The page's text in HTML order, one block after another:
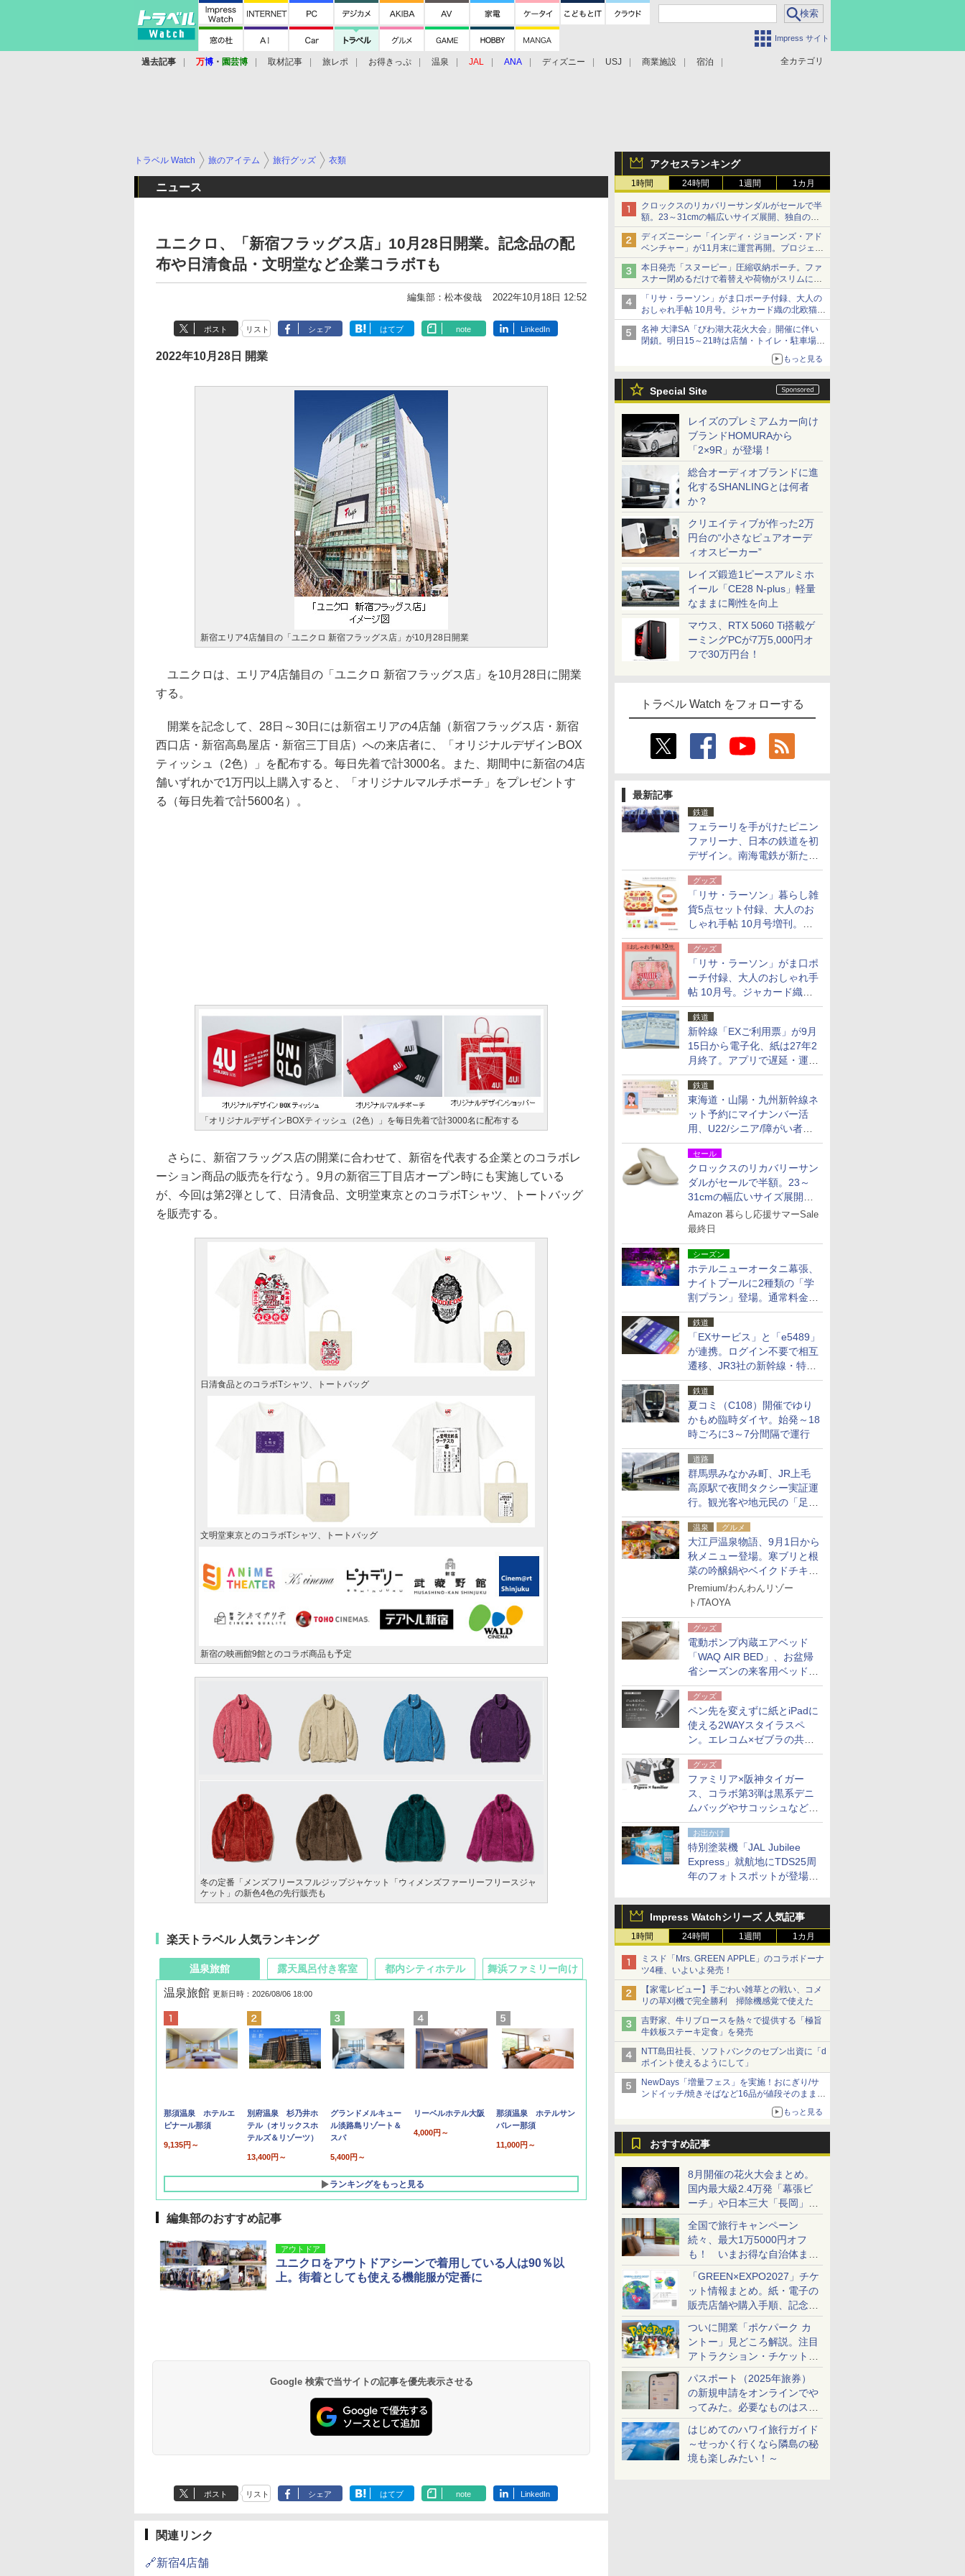
Impress サイト
全カテゴリ
過去記事 万博 ・ 園芸博 取材記事 旅レポ お得きっぷ 温泉 JAL ANA ディズニー USJ 商業施設 宿泊
アクセスランキング
1時間 24時間 1週間 1カ月
クロックスのリカバリーサンダルがセールで半
額。23～31cmの幅広いサイズ展開、独自のク
ッション素材を採用
ディズニーシー「インディ・ジョーンズ・アド
ベンチャー」が11月末に運営再開。プロジェク
ションマッピングを追加、DPAは1500円
本日発売「スヌーピー」圧縮収納ポーチ。ファ
スナー閉めるだけで着替えや荷物がスリムにま
とまる
「リサ・ラーソン」がま口ポーチ付録、大人の
おしゃれ手帖 10月号。ジャカード織の北欧猫デ
ザイン
名神 大津SA「びわ湖大花火大会」開催に伴い
閉鎖。明日15～21時は店舗・トイレ・駐車場の
もっと見る
Special Site
レイズのプレミアムカー向け
ブランドHOMURAから
「2×9R」が登場！
総合オーディオブランドに進
化するSHANLINGとは何者
か？
クリエイティブが作った2万
円台の“小さなピュアオーデ
ィオスピーカー”
レイズ鍛造1ピースアルミホ
イール「CE28 N-plus」軽量
なままに剛性を向上
マウス、RTX 5060 Ti搭載ゲ
ーミングPCが7万5,000円オ
フで30万円台！
トラベル Watch をフォローする
最新記事
鉄道
フェラーリを手がけたピニン
ファリーナ、日本の鉄道を初
デザイン。南海電鉄が新たな
「空港特急」をなにわ筋線へ
導入
グッズ
「リサ・ラーソン」暮らし雑
貨5点セット付録、大人のお
しゃれ手帖 10月号増刊。
USBケーブルや缶ケースなど
グッズ
「リサ・ラーソン」がま口ポ
ーチ付録、大人のおしゃれ手
帖 10月号。ジャカード織の
北欧猫デザイン
鉄道
新幹線「EXご利用票」が9月
15日から電子化、紙は27年2
月終了。アプリで遅延・運休
も確認可能に
鉄道
東海道・山陽・九州新幹線ネ
ット予約にマイナンバー活
用、U22/シニア/障がい者割
を9月15日から発売
セール
クロックスのリカバリーサン
ダルがセールで半額。23～
31cmの幅広いサイズ展開、
独自のクッション素材を採用
Amazon 暮らし応援サマーSale
最終日
シーズン
ホテルニューオータニ幕張、
ナイトプールに2種類の「学
割プラン」登場。通常料金の
およそ半額でお得に夜活
鉄道
「EXサービス」と「e5489」
が連携。ログイン不要で相互
遷移、JR3社の新幹線・特急
予約をアプリで一括確認
鉄道
夏コミ（C108）開催でゆり
かもめ臨時ダイヤ。始発～18
時ごろに3～7分間隔で運行
道路
群馬県みなかみ町、JR上毛
高原駅で夜間タクシー実証運
行。観光客や地元民の「足が
ない」課題解消へ、木金土に
2台体制
温泉 グルメ
大江戸温泉物語、9月1日から
秋メニュー登場。寒ブリと根
菜の吟醸鍋やベイクドチキ
ン、ショコラ＆栗スイーツも
食べ放題に
Premium/わんわんリゾー
ト/TAOYA
グッズ
電動ポンプ内蔵エアベッド
「WAQ AIR BED」、お盆帰
省シーズンの来客用ベッドに
も。使用後は収納バッグでコ
ンパクトに保管
グッズ
ペン先を変えずに紙とiPadに
使える2WAYスタイラスペ
ン。エレコム×ゼブラの共同
開発
グッズ
ファミリア×阪神タイガー
ス、コラボ第3弾は黒系デニ
ムバッグやサコッシュなど6
点。8月21日オンラインスト
アで発売
お出かけ
特別塗装機「JAL Jubilee
Express」就航地にTDS25周
年のフォトスポットが登場。
Impress Watchシリーズ 人気記事
1時間 24時間 1週間 1カ月
ミスド「Mrs. GREEN APPLE」のコラボドーナ
ツ4種、いよいよ発売！
【家電レビュー】手ごわい雑草との戦い、コメ
リの草刈機で完全勝利 掃除機感覚で使えた
吉野家、牛リブロースを熱々で提供する「極旨
牛鉄板ステーキ定食」を発売
NTT島田社長、ソフトバンクのセブン出資に「d
ポイント使えるようにして」
NewDays「増量フェス」を実施！おにぎり/サ
ンドイッチ/焼きそばなど16品が値段そのままで
もっと見る
おすすめ記事
8月開催の花火大会まとめ。
国内最大級2.4万発「幕張ビ
ーチ」や日本三大「長岡」な
ど大型イベント目白押し！
全国で旅行キャンペーン
続々、最大1万5000円オフ
も！ いまお得な自治体まと
め
「GREEN×EXPO2027」チケ
ット情報まとめ。紙・電子の
販売店舗や購入手順、記念チ
ケットも解説
ついに開業「ポケパーク カ
ントー」見どころ解説。注目
アトラクション・チケット手
配・来場前に必要な準備は？
パスポート（2025年旅券）
の新規申請をオンラインでや
ってみた。必要なものはスマ
ホとマイナカードのみ
はじめてのハワイ旅行ガイド
～せっかく行くなら隣島の秘
境も楽しみたい！～
トラベル Watch 旅のアイテム 旅行グッズ 衣類
ニュース
ユニクロ、「新宿フラッグス店」10月28日開業。記念品の配
布や日清食品・文明堂など企業コラボTも
編集部：松本俊哉 2022年10月18日 12:52
ポスト リスト シェア はてブ note LinkedIn
2022年10月28日 開業
新宿エリア4店舗目の「ユニクロ 新宿フラッグス店」が10月28日開業
ユニクロは、エリア4店舗目の「ユニクロ 新宿フラッグス店」を10月28日に開業
する。
開業を記念して、28日～30日には新宿エリアの4店舗（新宿フラッグス店・新宿
西口店・新宿高島屋店・新宿三丁目店）への来店者に、「オリジナルデザインBOX
ティッシュ（2色）」を配布する。毎日先着で計3000名。また、期間中に新宿の4店
舗いずれかで1万円以上購入すると、「オリジナルマルチポーチ」をプレゼントす
る（毎日先着で計5600名）。
「オリジナルデザインBOXティッシュ（2色）」を毎日先着で計3000名に配布する
さらに、新宿フラッグス店の開業に合わせて、新宿を代表する企業とのコラボレ
ーション商品の販売を行なう。9月の新宿三丁目店オープン時にも実施している
が、今回は第2弾として、日清食品、文明堂東京とのコラボTシャツ、トートバッグ
を販売する。
日清食品とのコラボTシャツ、トートバッグ
文明堂東京とのコラボTシャツ、トートバッグ
新宿の映画館9館とのコラボ商品も予定
冬の定番「メンズフリースフルジップジャケット「ウィメンズファーリーフリースジャ
ケット」の新色4色の先行販売も
楽天トラベル 人気ランキング
温泉旅館
温泉旅館 更新日時：2026/08/06 18:00
那須温泉 ホテルエ
ピナール那須
9,135円～
別府温泉 杉乃井ホ
テル（オリックスホ
テルズ＆リゾーツ）
13,400円～
グランドメルキュー
ル淡路島リゾート＆
スパ
5,400円～
リーベルホテル大阪
4,000円～
那須温泉 ホテルサン
バレー那須
11,000円～
ランキングをもっと見る
露天風呂付き客室
10,450円～
19,541円～
都内シティホテル 舞浜ファミリー向け
7,950円～
5,758円～
編集部のおすすめ記事
アウトドア
ユニクロをアウトドアシーンで着用している人は90％以
上。街着としても使える機能服が定番に
Google 検索で当サイトの記事を優先表示させる
ポスト リスト シェア はてブ note LinkedIn
関連リンク
🔗新宿4店舗